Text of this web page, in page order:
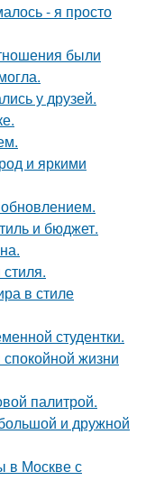
- я просто
были
у друзей.
и яркими
и бюджет.
в стиле
студентки.
жизни
палитрой.
и дружной
в Москве с